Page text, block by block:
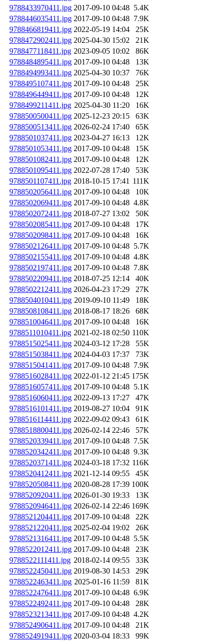
9788433970411.jpg 2017-09-10 04:48 5.4K
9788446035411.jpg 2017-09-10 04:48 7.9K
9788466819411.jpg 2022-05-19 14:04
25K
9788472902411.jpg 2025-04-30 15:02
21K
9788477118411.jpg 2023-09-05 10:02
86K
9788484895411.jpg 2017-09-10 04:48
13K
9788494993411.jpg 2025-04-30 10:37
76K
9788495107411.jpg 2017-09-10 04:48
25K
9788496449411.jpg 2017-09-10 04:48
12K
9788499211411.jpg 2025-04-30 11:20
16K
9788500500411.jpg 2025-12-23 20:15
63K
9788500513411.jpg 2026-02-24 17:40
65K
9788501037411.jpg 2023-04-27 16:13
12K
9788501053411.jpg 2017-09-10 04:48
15K
9788501082411.jpg 2017-09-10 04:48
12K
9788501095411.jpg 2022-07-28 17:40
53K
9788501107411.jpg 2018-10-15 17:41 111K
9788502056411.jpg 2017-09-10 04:48
10K
9788502069411.jpg 2017-09-10 04:48 4.8K
9788502072411.jpg 2018-07-27 13:02
50K
9788502085411.jpg 2017-09-10 04:48
17K
9788502098411.jpg 2017-09-10 04:48
16K
9788502126411.jpg 2017-09-10 04:48 5.7K
9788502155411.jpg 2017-09-10 04:48 4.8K
9788502197411.jpg 2017-09-10 04:48 7.8K
9788502209411.jpg 2018-07-25 12:14
40K
9788502212411.jpg 2026-04-23 17:29
27K
9788504010411.jpg 2019-09-10 11:49
18K
9788508108411.jpg 2018-08-17 18:26
68K
9788510046411.jpg 2017-09-10 04:48
16K
9788511010411.jpg 2021-02-18 02:50 110K
9788515025411.jpg 2024-03-12 17:28
55K
9788515038411.jpg 2024-04-03 17:37
73K
9788515041411.jpg 2017-09-10 04:48 7.9K
9788516028411.jpg 2022-01-12 21:45 175K
9788516057411.jpg 2017-09-10 04:48 5.1K
9788516060411.jpg 2022-09-13 17:27
47K
9788516101411.jpg 2019-08-27 10:04
91K
9788516114411.jpg 2022-09-02 09:43
61K
9788518800411.jpg 2026-02-14 22:46
57K
9788520339411.jpg 2017-09-10 04:48 7.5K
9788520342411.jpg 2017-09-10 04:48 9.3K
9788520371411.jpg 2024-03-18 17:32 116K
9788520412411.jpg 2021-12-14 09:55
45K
9788520508411.jpg 2020-08-28 17:39 100K
9788520920411.jpg 2026-01-30 19:33
13K
9788520946411.jpg 2026-02-14 22:46 169K
9788521204411.jpg 2017-09-10 04:48
22K
9788521220411.jpg 2025-02-04 19:02
26K
9788521316411.jpg 2017-09-10 04:48 5.5K
9788522012411.jpg 2017-09-10 04:48
23K
9788522111411.jpg 2018-02-14 09:55
33K
9788522450411.jpg 2019-08-30 14:53
29K
9788522463411.jpg 2025-01-16 11:59
81K
9788522476411.jpg 2017-09-10 04:48 6.9K
9788522492411.jpg 2017-09-10 04:48
28K
9788523213411.jpg 2017-09-10 04:48 4.2K
9788524906411.jpg 2017-09-10 04:48
21K
9788524919411.jpg 2020-03-04 18:33
99K